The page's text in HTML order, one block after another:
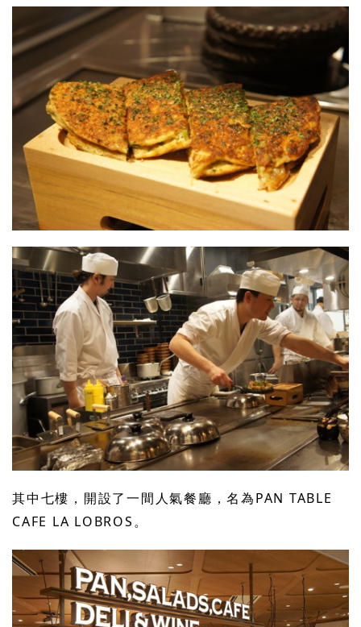
其中七樓，開設了一間人氣餐廳，名為PAN TABLE
CAFE LA LOBROS。